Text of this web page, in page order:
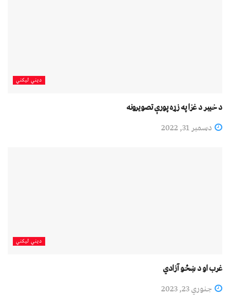
دیني لیکني
د خیبر د غزا په زړه پورې تصویرونه
دسمبر 31, 2022
دیني لیکني
غرب او د ښځو آﺯادي
جنوري 23, 2023